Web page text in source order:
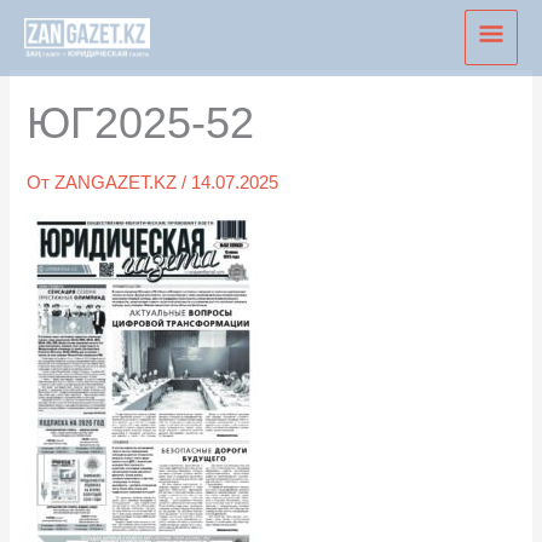
Перейти
содержимому
ЮГ2025-52
ОтZANGAZET.KZ/ 14.07.2025